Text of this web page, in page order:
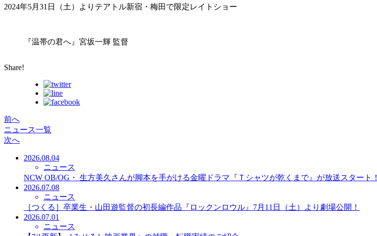
2024年5月31日（土）よりテアトル新宿・梅田で限定レイトショー
『温帯の君へ』宮坂一輝 監督
Share!
前へ
ニュース一覧
次へ
2026.08.04
ニュース
NCW OB/OG・ 生方美久さんが脚本を手がける金曜ドラマ『Ｔシャツが乾くまで』が放送スタート！
2026.07.08
ニュース
［つくる］卒業生・山田遊監督の初長編作品『ロックンロウル』7月11日（土）より劇場公開！
2026.07.01
ニュース